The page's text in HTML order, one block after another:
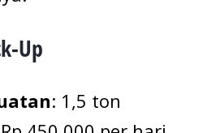
Up
: 1,5 ton